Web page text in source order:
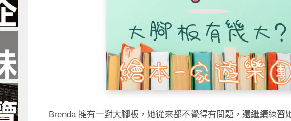
Brenda 擁有一對大腳板，她從來都不覺得有問題，還繼續練習